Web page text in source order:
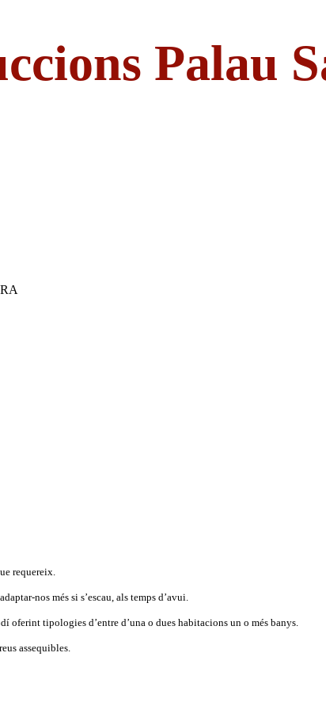
Palau
requereix.
nos més si s’escau, als temps d’avui.
tipologies d’entre d’una o dues habitacions un o més banys.
assequibles.